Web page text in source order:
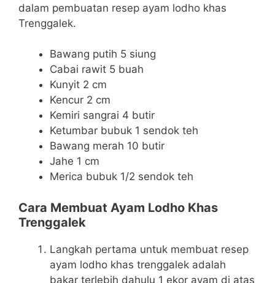
dalam pembuatan resep ayam lodho khas
Trenggalek.
Bawang putih 5 siung
Cabai rawit 5 buah
Kunyit 2 cm
Kencur 2 cm
Kemiri sangrai 4 butir
Ketumbar bubuk 1 sendok teh
Bawang merah 10 butir
Jahe 1 cm
Merica bubuk 1/2 sendok teh
Cara Membuat Ayam Lodho Khas
Trenggalek
Langkah pertama untuk membuat resep
ayam lodho khas trenggalek adalah
bakar terlebih dahulu 1 ekor ayam di atas